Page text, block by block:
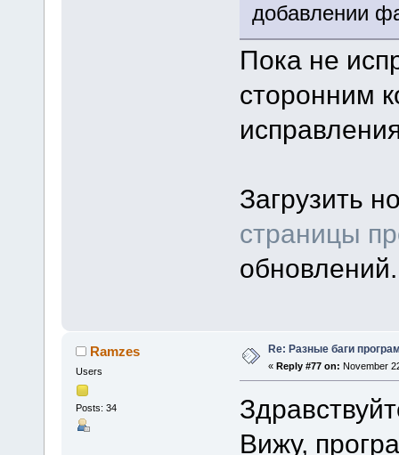
добавлении
Пока не
сторонним
Загрузить
страницы
обновлений.
Ramzes
Users
Posts: 34
Re: Разные баги
« Reply #77 on: November
Вижу,